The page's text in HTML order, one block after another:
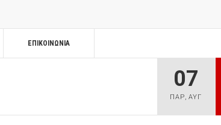
ΕΠΙΚΟΙΝΩΝΊΑ
07
ΠΑΡ,ΑΥΓ